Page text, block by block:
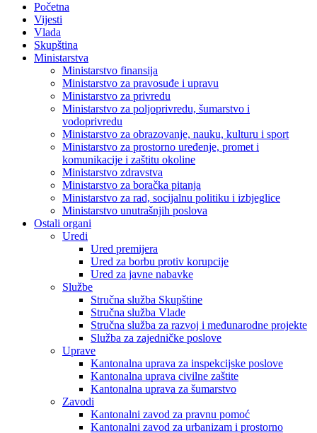
Početna
Vijesti
Vlada
Skupština
Ministarstva
Ministarstvo finansija
Ministarstvo za pravosuđe i upravu
Ministarstvo za privredu
Ministarstvo za poljoprivredu, šumarstvo i
vodoprivredu
Ministarstvo za obrazovanje, nauku, kulturu i sport
Ministarstvo za prostorno uređenje, promet i
komunikacije i zaštitu okoline
Ministarstvo zdravstva
Ministarstvo za boračka pitanja
Ministarstvo za rad, socijalnu politiku i izbjeglice
Ministarstvo unutrašnjih poslova
Ostali organi
Uredi
Ured premijera
Ured za borbu protiv korupcije
Ured za javne nabavke
Službe
Stručna služba Skupštine
Stručna služba Vlade
Stručna služba za razvoj i međunarodne projekte
Služba za zajedničke poslove
Uprave
Kantonalna uprava za inspekcijske poslove
Kantonalna uprava civilne zaštite
Kantonalna uprava za šumarstvo
Zavodi
Kantonalni zavod za pravnu pomoć
Kantonalni zavod za urbanizam i prostorno